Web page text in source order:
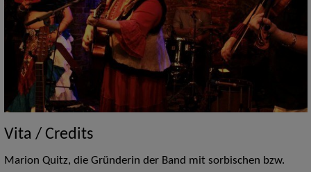
Vita / Credits
Marion Quitz, die Gründerin der Band mit sorbischen bzw.